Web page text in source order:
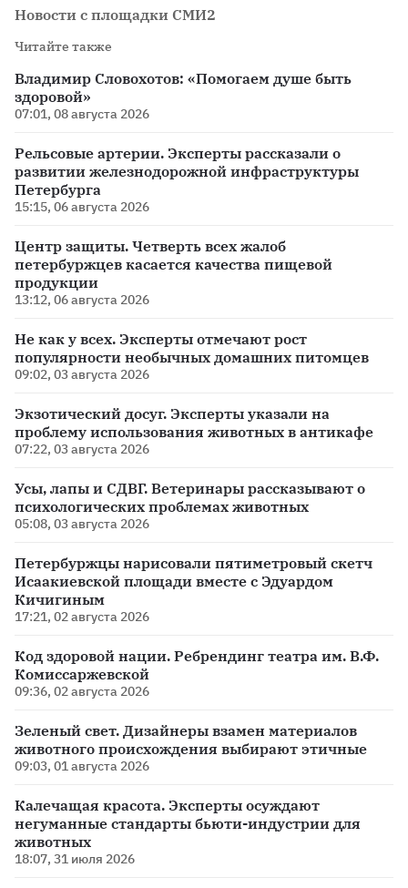
Новости с площадки СМИ2
Читайте также
Владимир Словохотов: «Помогаем душе быть
здоровой»
07:01, 08 августа 2026
Рельсовые артерии. Эксперты рассказали о
развитии железнодорожной инфраструктуры
Петербурга
15:15, 06 августа 2026
Центр защиты. Четверть всех жалоб
петербуржцев касается качества пищевой
продукции
13:12, 06 августа 2026
Не как у всех. Эксперты отмечают рост
популярности необычных домашних питомцев
09:02, 03 августа 2026
Экзотический досуг. Эксперты указали на
проблему использования животных в антикафе
07:22, 03 августа 2026
Усы, лапы и СДВГ. Ветеринары рассказывают о
психологических проблемах животных
05:08, 03 августа 2026
Петербуржцы нарисовали пятиметровый скетч
Исаакиевской площади вместе с Эдуардом
Кичигиным
17:21, 02 августа 2026
Код здоровой нации. Ребрендинг театра им. В.Ф.
Комиссаржевской
09:36, 02 августа 2026
Зеленый свет. Дизайнеры взамен материалов
животного происхождения выбирают этичные
09:03, 01 августа 2026
Калечащая красота. Эксперты осуждают
негуманные стандарты бьюти-индустрии для
животных
18:07, 31 июля 2026